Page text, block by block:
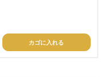
カゴに入れる